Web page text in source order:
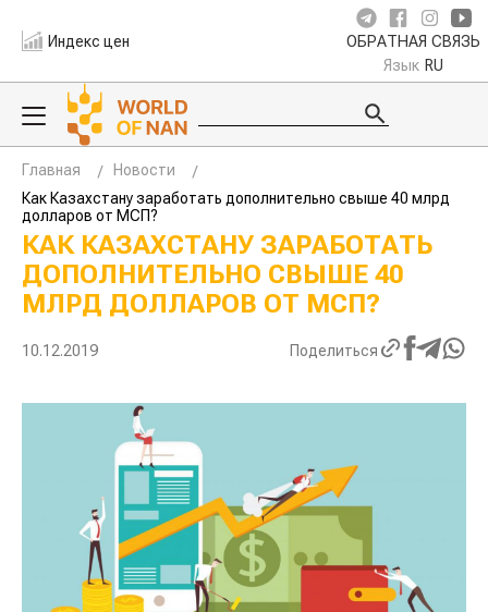
Индекс цен ОБРАТНАЯ СВЯЗЬ
Язык RU
Главная
Новости
Как Казахстану заработать дополнительно свыше 40 млрд
долларов от МСП?
КАК КАЗАХСТАНУ ЗАРАБОТАТЬ
ДОПОЛНИТЕЛЬНО СВЫШЕ 40
МЛРД ДОЛЛАРОВ ОТ МСП?
10.12.2019 Поделиться